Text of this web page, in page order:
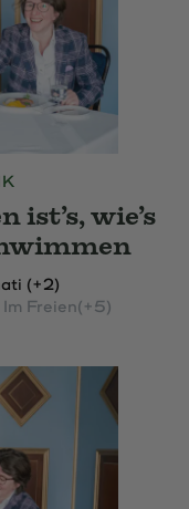
ist’s, wie’s
(+2)
Im Freien(+5)